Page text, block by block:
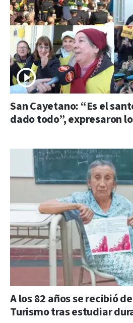
San Cayetano: “Es el
dado todo”, expresaron
A los 82 años se recibió
Turismo tras estudiar